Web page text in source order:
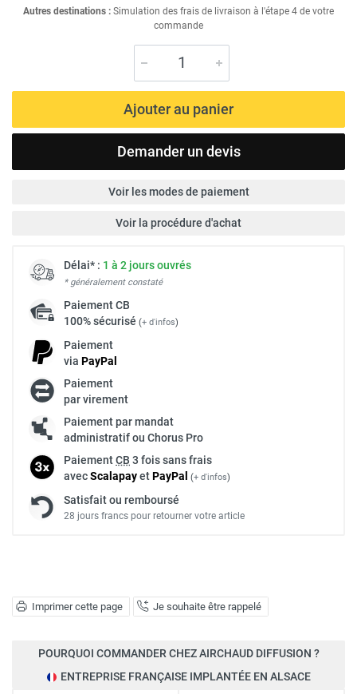
Imprimer cette page Je souhaite être rappelé
Autres destinations : Simulation des frais de livraison à l'étape 4 de votre
commande
Ajouter au panier
Demander un devis
Voir les modes de paiement
Voir la procédure d'achat
Délai* : 1 à 2 jours ouvrés
* généralement constaté
PaiementCB
100% sécurisé (+ d'infos)
Paiement
via PayPal
Paiement
par virement
Paiement par mandat
administratif ou Chorus Pro
PaiementCB 3 fois sans frais
avecScalapayetPayPal (+ d'infos)
Satisfait ou remboursé
28 jours francs pour retourner votre article
POURQUOI COMMANDER CHEZ AIRCHAUD DIFFUSION ?
ENTREPRISE FRANÇAISE IMPLANTÉE EN ALSACE